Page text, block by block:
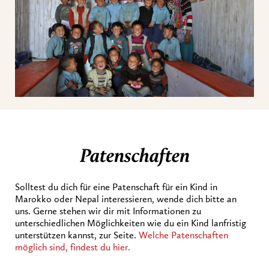
Patenschaften
Solltest du dich für eine Patenschaft für ein Kind in
Marokko oder Nepal interessieren, wende dich bitte an
uns. Gerne stehen wir dir mit Informationen zu
unterschiedlichen Möglichkeiten wie du ein Kind lanfristig
unterstützen kannst, zur Seite. Welche Patenschaften
möglich sind, findest du hier.